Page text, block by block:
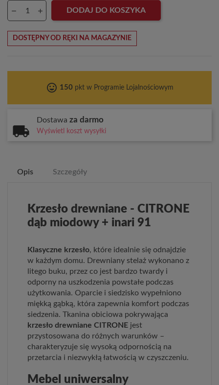
DODAJ DO KOSZYKA
DOSTĘPNY OD RĘKI NA MAGAZYNIE
tag_faces 150pkt w Programie Lojalnościowym
Dostawa za darmo
Wyświetl koszt wysyłki
Opis Szczegóły
Krzesło drewniane - CITRONE
dąb miodowy + inari 91
Klasyczne krzesło, które idealnie się odnajdzie
w każdym domu. Drewniany stelaż wykonano z
litego buku, przez co jest bardzo twardy i
odporny na uszkodzenia powstałe podczas
użytkowania. Oparcie i siedzisko wypełniono
miękką gąbką, która zapewnia komfort podczas
siedzenia. Tkanina obiciowa pokrywająca
krzesło drewniane CITRONE jest
przystosowana do różnych warunków –
charakteryzuje się wysoką odpornością na
przetarcia i niezwykłą łatwością w czyszczeniu.
Mebel uniwersalny